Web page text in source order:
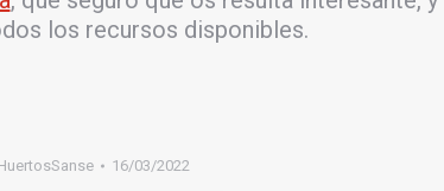
los recursos disponibles.
16/03/2022